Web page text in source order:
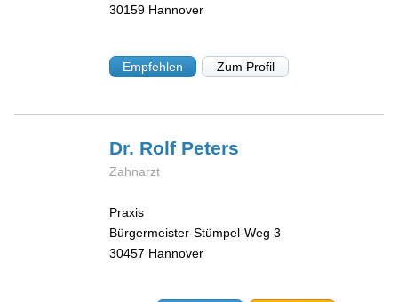
30159 Hannover
Empfehlen Zum Profil
Dr. Rolf Peters
Zahnarzt
Praxis
Bürgermeister-Stümpel-Weg 3
30457 Hannover